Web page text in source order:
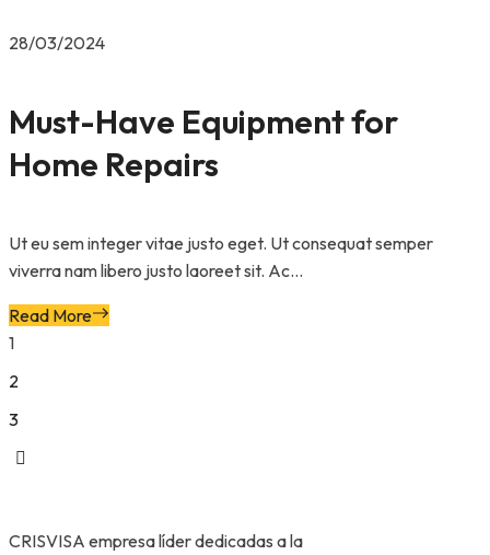
28/03/2024
Must-Have Equipment for
Home Repairs
Ut eu sem integer vitae justo eget. Ut consequat semper
viverra nam libero justo laoreet sit. Ac...
Read More
1
2
3
CRISVISA empresa líder dedicadas a la